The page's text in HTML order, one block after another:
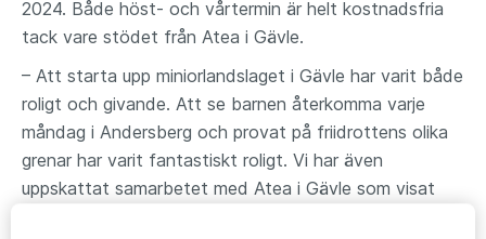
2024. Både höst- och vårtermin är helt kostnadsfria
tack vare stödet från Atea i Gävle.
– Att starta upp miniorlandslaget i Gävle har varit både
roligt och givande. Att se barnen återkomma varje
måndag i Andersberg och provat på friidrottens olika
grenar har varit fantastiskt roligt. Vi har även
uppskattat samarbetet med Atea i Gävle som visat